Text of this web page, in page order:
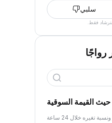
سلبي
فقط.
رواجًا
القيمة السوقية
تغيره خلال 24 ساعة